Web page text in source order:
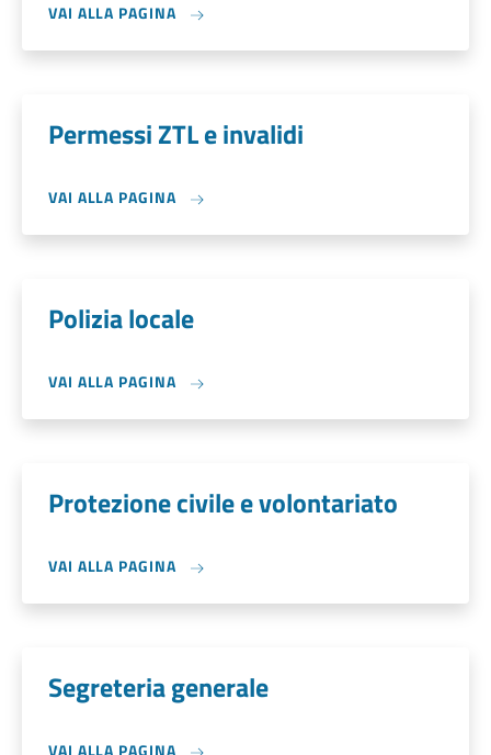
VAI ALLA PAGINA
Permessi ZTL e invalidi
VAI ALLA PAGINA
Polizia locale
VAI ALLA PAGINA
Protezione civile e volontariato
VAI ALLA PAGINA
Segreteria generale
VAI ALLA PAGINA